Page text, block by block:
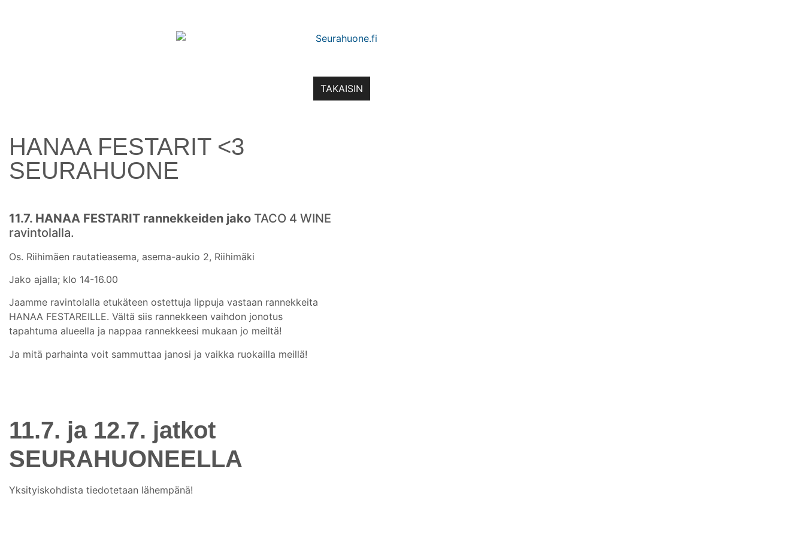
TAKAISIN
HANAA FESTARIT <3
SEURAHUONE
11.7. HANAA FESTARIT rannekkeiden jako TACO 4 WINE
ravintolalla.
Os. Riihimäen rautatieasema, asema-aukio 2, Riihimäki
Jako ajalla; klo 14-16.00
Jaamme ravintolalla etukäteen ostettuja lippuja vastaan rannekkeita
HANAA FESTAREILLE. Vältä siis rannekkeen vaihdon jonotus
tapahtuma alueella ja nappaa rannekkeesi mukaan jo meiltä!
Ja mitä parhainta voit sammuttaa janosi ja vaikka ruokailla meillä!
11.7. ja 12.7. jatkot
SEURAHUONEELLA
Yksityiskohdista tiedotetaan lähempänä!